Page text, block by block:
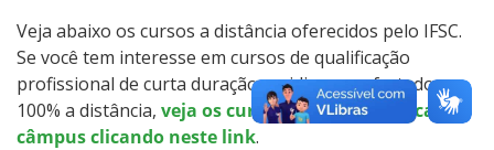
Cotas
Inscrições e acompanhamento
Veja abaixo os cursos a distância oferecidos pelo IFSC.
Se você tem interesse em cursos de qualificação
profissional de curta duração ou idiomas, ofertados
100% a distância, veja os cursos oferecidos em cada
câmpus clicando neste link.